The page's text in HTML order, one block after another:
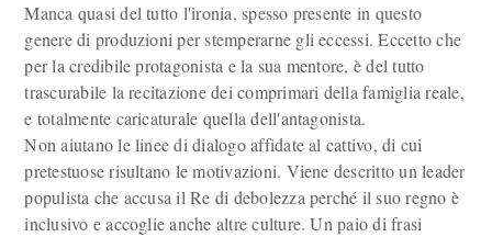
Manca quasi del tutto l'ironia, spesso presente in questo
genere di produzioni per stemperarne gli eccessi. Eccetto che
per la credibile protagonista e la sua mentore, è del tutto
trascurabile la recitazione dei comprimari della famiglia reale,
e totalmente caricaturale quella dell'antagonista.
Non aiutano le linee di dialogo affidate al cattivo, di cui
pretestuose risultano le motivazioni. Viene descritto un leader
populista che accusa il Re di debolezza perché il suo regno è
inclusivo e accoglie anche altre culture. Un paio di frasi